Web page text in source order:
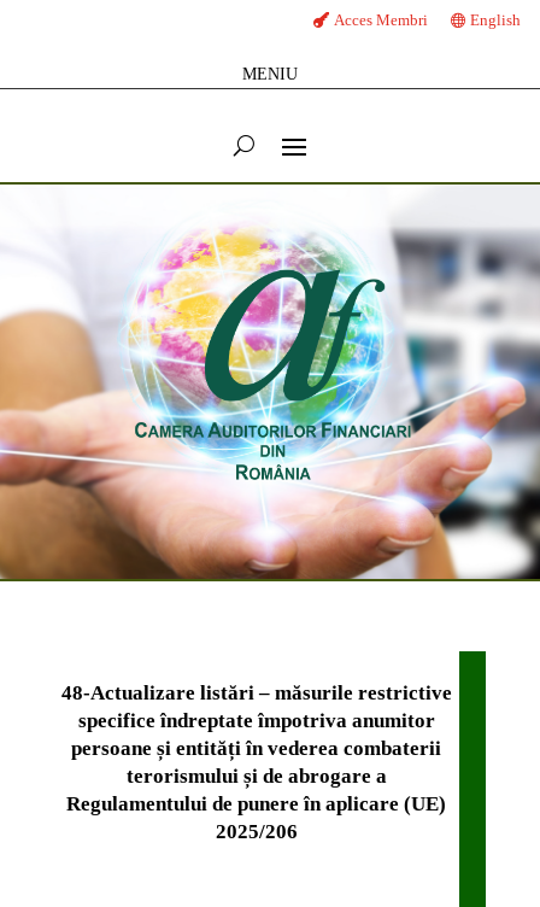
Acces Membri English
MENIU
48-Actualizare listări – măsurile restrictive
specifice îndreptate împotriva anumitor
persoane și entități în vederea combaterii
terorismului și de abrogare a
Regulamentului de punere în aplicare (UE)
2025/206